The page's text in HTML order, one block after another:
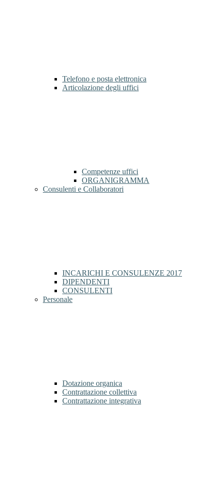
Telefono e posta elettronica
Articolazione degli uffici
Competenze uffici
ORGANIGRAMMA
Consulenti e Collaboratori
INCARICHI E CONSULENZE 2017
DIPENDENTI
CONSULENTI
Personale
Dotazione organica
Contrattazione collettiva
Contrattazione integrativa